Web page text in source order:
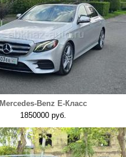
Mercedes-Benz E-Класс
1850000 руб.